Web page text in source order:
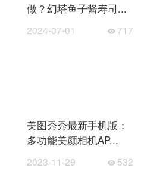
做？幻塔鱼子酱寿司...
2024-07-01 717
美图秀秀最新手机版：
多功能美颜相机AP...
2023-11-29 532